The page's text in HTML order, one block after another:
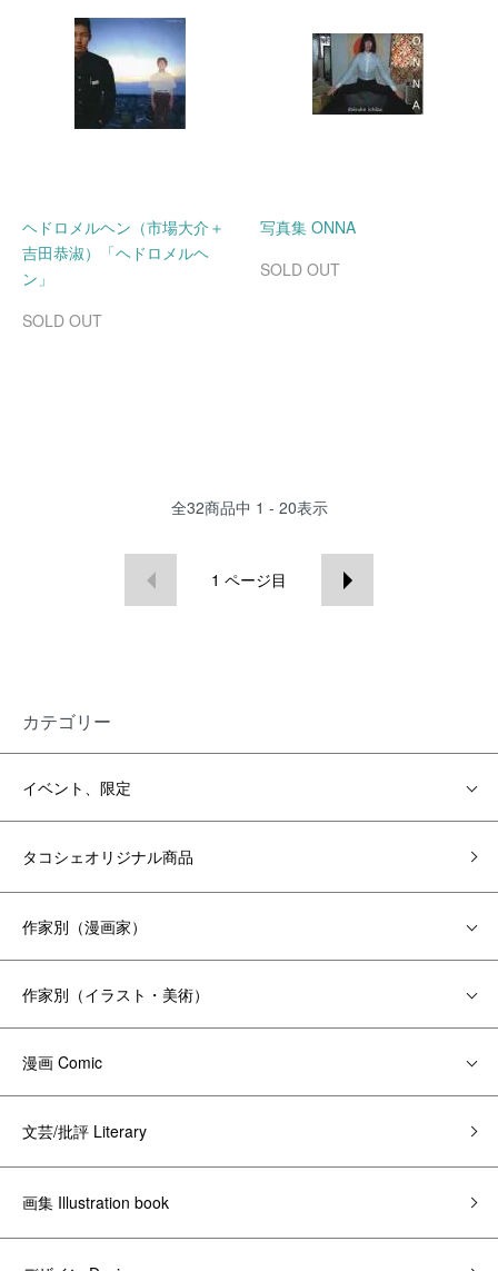
ヘドロメルヘン（市場大介＋
吉田恭淑）「ヘドロメルヘ
ン」
SOLD OUT
写真集 ONNA
SOLD OUT
全32商品中 1 - 20表示
1 ページ目
カテゴリー
イベント、限定
タコシェオリジナル商品
作家別（漫画家）
作家別（イラスト・美術）
漫画 Comic
文芸/批評 Literary
画集 Illustration book